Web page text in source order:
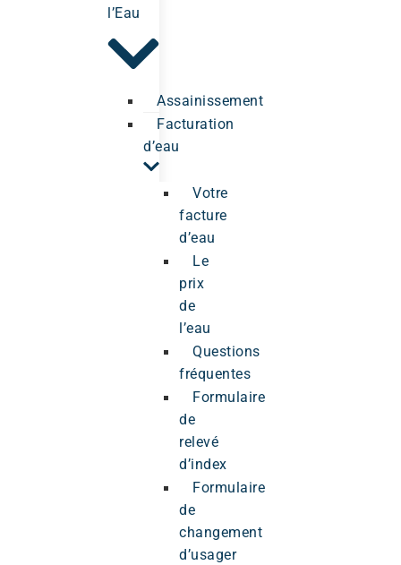
l’Eau
Assainissement
Facturation
d’eau
Votre
facture
d’eau
Le
prix
de
l’eau
Questions
fréquentes
Formulaire
de
relevé
d’index
Formulaire
de
changement
d’usager